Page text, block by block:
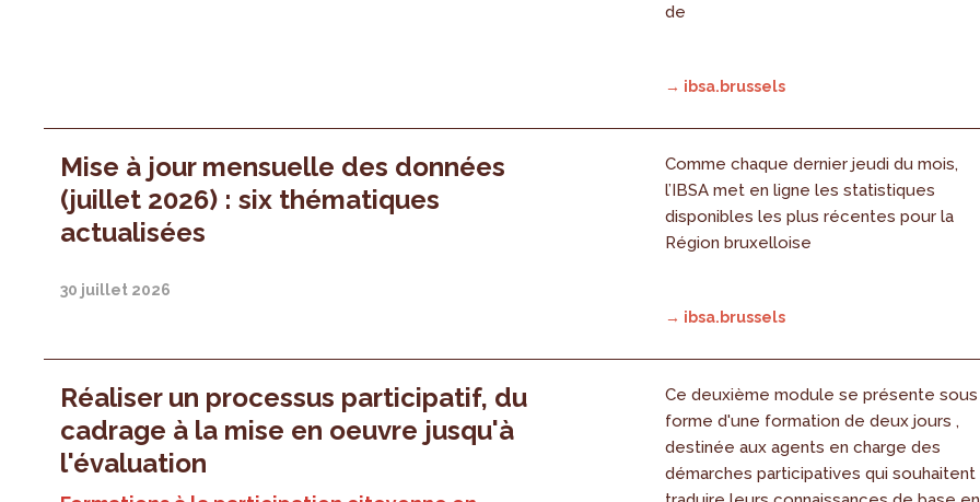
de
→ ibsa.brussels
Mise à jour mensuelle des données
(juillet 2026) : six thématiques
actualisées
30 juillet 2026
Comme chaque dernier jeudi du mois,
l’IBSA met en ligne les statistiques
disponibles les plus récentes pour la
Région bruxelloise
→ ibsa.brussels
Réaliser un processus participatif, du
cadrage à la mise en oeuvre jusqu'à
l'évaluation
Ce deuxième module se présente sous
forme d'une formation de deux jours ,
destinée aux agents en charge des
démarches participatives qui souhaitent